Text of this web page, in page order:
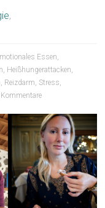
,
Essen,
, Heißhungerattacken,
, Reizdarm, Stress,